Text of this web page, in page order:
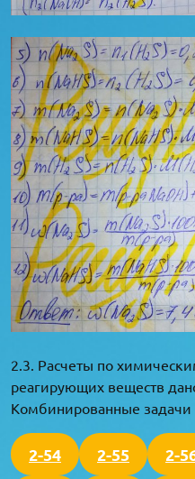
2.3. Расчеты по
реагирующих веществ
Комбинированные задачи
2-54 2-55 2-